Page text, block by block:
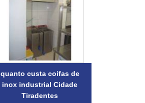
quanto custa coifas de
inox industrial Cidade
Tiradentes